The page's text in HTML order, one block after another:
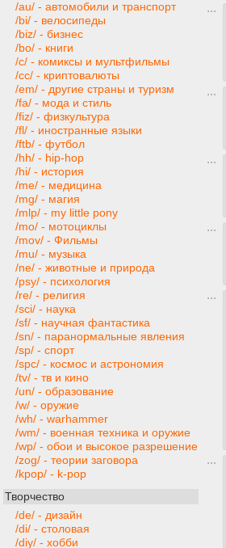
/au/ - автомобили и транспорт
/bi/ - велосипеды
/biz/ - бизнес
/bo/ - книги
/c/ - комиксы и мультфильмы
/cc/ - криптовалюты
/em/ - другие страны и туризм
/fa/ - мода и стиль
/fiz/ - физкультура
/fl/ - иностранные языки
/ftb/ - футбол
/hh/ - hip-hop
/hi/ - история
/me/ - медицина
/mg/ - магия
/mlp/ - my little pony
/mo/ - мотоциклы
/mov/ - Фильмы
/mu/ - музыка
/ne/ - животные и природа
/psy/ - психология
/re/ - религия
/sci/ - наука
/sf/ - научная фантастика
/sn/ - паранормальные явления
/sp/ - спорт
/spc/ - космос и астрономия
/tv/ - тв и кино
/un/ - образование
/w/ - оружие
/wh/ - warhammer
/wm/ - военная техника и оружие
/wp/ - обои и высокое разрешение
/zog/ - теории заговора
/kpop/ - k-pop
Творчество
/de/ - дизайн
/di/ - столовая
/diy/ - хобби